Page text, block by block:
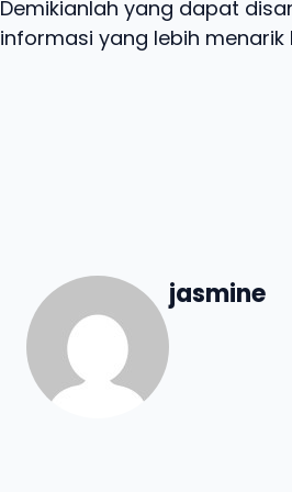
Demikianlah yang dapat
informasi yang lebih menarik
jasmine